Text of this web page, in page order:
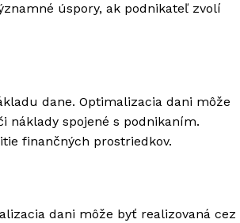
úspory, ak podnikateľ zvolí
dane. Optimalizacia dani môže
náklady spojené s podnikaním.
finančných prostriedkov.
dani môže byť realizovaná cez